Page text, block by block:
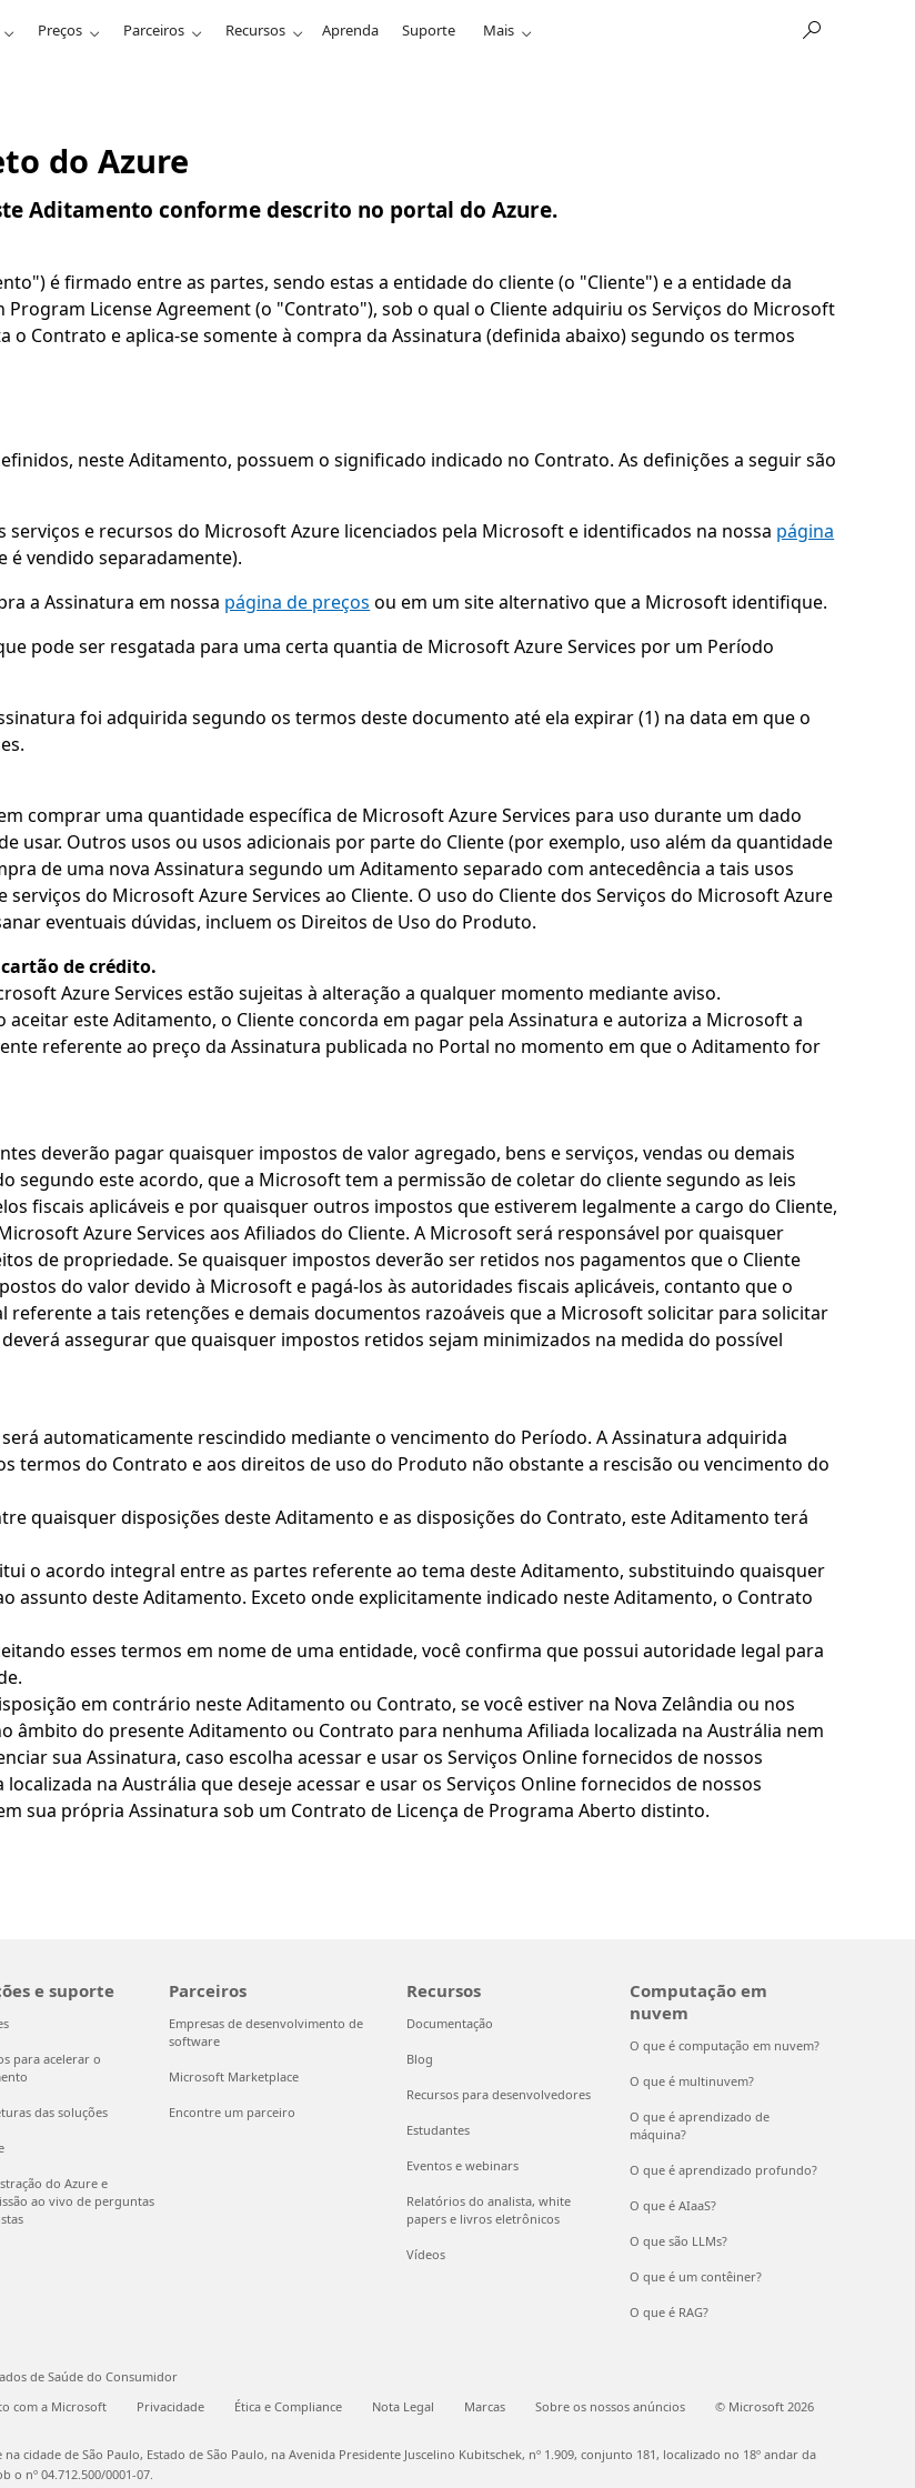
Preços Parceiros Recursos Aprenda Suporte Mais
do Azure
Aditamento conforme descrito no portal do Azure.
é firmado entre as partes, sendo estas a entidade do cliente (o "Cliente") e a entidade da
License Agreement (o "Contrato"), sob o qual o Cliente adquiriu os Serviços do Microsoft
Contrato e aplica-se somente à compra da Assinatura (definida abaixo) segundo os termos
neste Aditamento, possuem o significado indicado no Contrato. As definições a seguir são
e recursos do Microsoft Azure licenciados pela Microsoft e identificados na nossa página
é vendido separadamente).
a Assinatura em nossa página de preços ou em um site alternativo que a Microsoft identifique.
pode ser resgatada para uma certa quantia de Microsoft Azure Services por um Período
foi adquirida segundo os termos deste documento até ela expirar (1) na data em que o
comprar uma quantidade específica de Microsoft Azure Services para uso durante um dado
usar. Outros usos ou usos adicionais por parte do Cliente (por exemplo, uso além da quantidade
de uma nova Assinatura segundo um Aditamento separado com antecedência a tais usos
do Microsoft Azure Services ao Cliente. O uso do Cliente dos Serviços do Microsoft Azure
eventuais dúvidas, incluem os Direitos de Uso do Produto.
de crédito.
Azure Services estão sujeitas à alteração a qualquer momento mediante aviso.
aceitar este Aditamento, o Cliente concorda em pagar pela Assinatura e autoriza a Microsoft a
referente ao preço da Assinatura publicada no Portal no momento em que o Aditamento for
deverão pagar quaisquer impostos de valor agregado, bens e serviços, vendas ou demais
segundo este acordo, que a Microsoft tem a permissão de coletar do cliente segundo as leis
fiscais aplicáveis e por quaisquer outros impostos que estiverem legalmente a cargo do Cliente,
Azure Services aos Afiliados do Cliente. A Microsoft será responsável por quaisquer
de propriedade. Se quaisquer impostos deverão ser retidos nos pagamentos que o Cliente
do valor devido à Microsoft e pagá-los às autoridades fiscais aplicáveis, contanto que o
a tais retenções e demais documentos razoáveis que a Microsoft solicitar para solicitar
assegurar que quaisquer impostos retidos sejam minimizados na medida do possível
automaticamente rescindido mediante o vencimento do Período. A Assinatura adquirida
termos do Contrato e aos direitos de uso do Produto não obstante a rescisão ou vencimento do
quaisquer disposições deste Aditamento e as disposições do Contrato, este Aditamento terá
o acordo integral entre as partes referente ao tema deste Aditamento, substituindo quaisquer
assunto deste Aditamento. Exceto onde explicitamente indicado neste Aditamento, o Contrato
esses termos em nome de uma entidade, você confirma que possui autoridade legal para
em contrário neste Aditamento ou Contrato, se você estiver na Nova Zelândia ou nos
âmbito do presente Aditamento ou Contrato para nenhuma Afiliada localizada na Austrália nem
sua Assinatura, caso escolha acessar e usar os Serviços Online fornecidos de nossos
na Austrália que deseje acessar e usar os Serviços Online fornecidos de nossos
sua própria Assinatura sob um Contrato de Licença de Programa Aberto distinto.
e suporte
para acelerar o
das soluções
do Azure e
ao vivo de perguntas
Parceiros
Empresas de desenvolvimento de
software
Microsoft Marketplace
Encontre um parceiro
Recursos
Documentação
Blog
Recursos para desenvolvedores
Estudantes
Eventos e webinars
Relatórios do analista, white
papers e livros eletrônicos
Vídeos
Computação em
nuvem
O que é computação em nuvem?
O que é multinuvem?
O que é aprendizado de
máquina?
O que é aprendizado profundo?
O que é AIaaS?
O que são LLMs?
O que é um contêiner?
O que é RAG?
de Saúde do Consumidor
com a Microsoft
Privacidade Ética e Compliance Nota Legal Marcas Sobre os nossos anúncios © Microsoft 2026
cidade de São Paulo, Estado de São Paulo, na Avenida Presidente Juscelino Kubitschek, nº 1.909, conjunto 181, localizado no 18º andar da
o nº 04.712.500/0001-07.